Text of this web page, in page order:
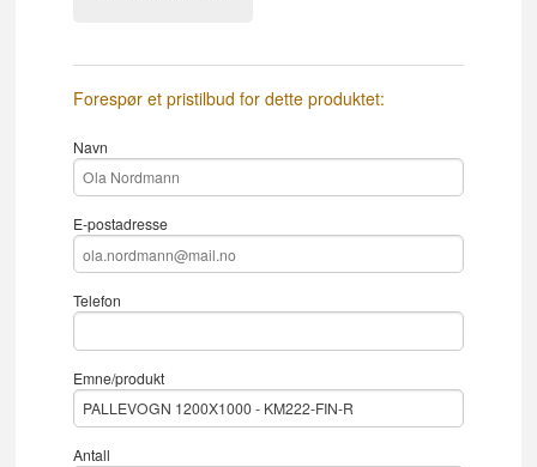
Forespør et pristilbud for dette produktet:
Navn
E-postadresse
Telefon
Emne/produkt
Antall